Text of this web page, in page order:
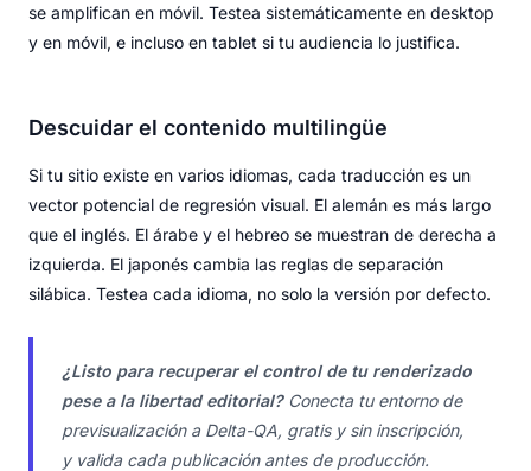
se amplifican en móvil. Testea sistemáticamente en desktop
y en móvil, e incluso en tablet si tu audiencia lo justifica.
Descuidar el contenido multilingüe
Si tu sitio existe en varios idiomas, cada traducción es un
vector potencial de regresión visual. El alemán es más largo
que el inglés. El árabe y el hebreo se muestran de derecha a
izquierda. El japonés cambia las reglas de separación
silábica. Testea cada idioma, no solo la versión por defecto.
¿Listo para recuperar el control de tu renderizado
pese a la libertad editorial?Conecta tu entorno de
previsualización a Delta-QA, gratis y sin inscripción,
y valida cada publicación antes de producción.